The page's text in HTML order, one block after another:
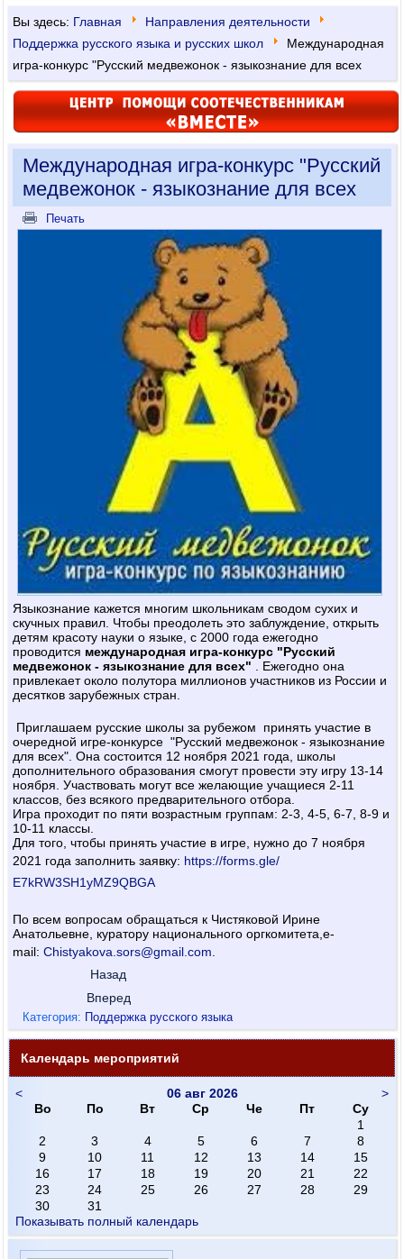
Вы здесь: Главная
Направления деятельности
Поддержка русского языка и русских школ
Международная
игра-конкурс "Русский медвежонок - языкознание для всех
Международная игра-конкурс "Русский
медвежонок - языкознание для всех
Печать
Языкознание кажется многим школьникам сводом сухих и
скучных правил. Чтобы преодолеть это заблуждение, открыть
детям красоту науки о языке, с 2000 года ежегодно
проводится международная игра-конкурс "Русский
медвежонок - языкознание для всех"
. Ежегодно она
привлекает около полутора миллионов участников из России и
десятков зарубежных стран.
Приглашаем русские школы за рубежом принять участие в
очередной игре-конкурсе "Русский медвежонок - языкознание
для всех". Она состоится 12 ноября 2021 года, школы
дополнительного образования смогут провести эту игру 13-14
ноября. Участвовать могут все желающие учащиеся 2-11
классов, без всякого предварительного отбора.
Игра проходит по пяти возрастным группам: 2-3, 4-5, 6-7, 8-9 и
10-11 классы.
Для того, чтобы принять участие в игре, нужнодо 7 ноября
2021 года заполнить заявку: https://forms.gle/
E7kRW3SH1yMZ9QBGA
По всем вопросам обращаться к Чистяковой Ирине
Анатольевне, куратору национального оргкомитета,e-
mail:Chistyakova.sors@gmail.com
Назад
Вперед
Категория: Поддержка русского языка
Календарь мероприятий
< >
06 авг 2026
Во
По Вт Ср Че Пт
Су
1
2
3 4 5 6 7
8
9
10 11 12 13 14
15
16
17 18 19 20 21
22
23
24 25 26 27 28
29
30
31
Показывать полный календарь